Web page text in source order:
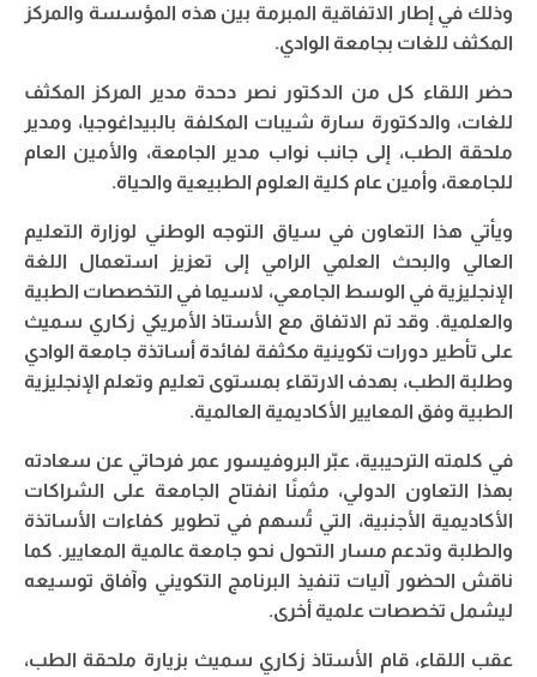
وذلك في إطار الاتفاقية المبرمة بين هذه المؤسسة والمركز
المكثف للغات بجامعة الوادي.
حضر اللقاء كل من الدكتور نصر دحدة مدير المركز المكثف
للغات، والدكتورة سارة شيبات المكلفة بالبيداغوجيا، ومدير
ملحقة الطب، إلى جانب نواب مدير الجامعة، والأمين العام
للجامعة، وأمين عام كلية العلوم الطبيعية والحياة.
ويأتي هذا التعاون في سياق التوجه الوطني لوزارة التعليم
العالي والبحث العلمي الرامي إلى تعزيز استعمال اللغة
الإنجليزية في الوسط الجامعي، لاسيما في التخصصات الطبية
والعلمية. وقد تم الاتفاق مع الأستاذ الأمريكي زكاري سميث
على تأطير دورات تكوينية مكثفة لفائدة أساتذة جامعة الوادي
وطلبة الطب، بهدف الارتقاء بمستوى تعليم وتعلم الإنجليزية
الطبية وفق المعايير الأكاديمية العالمية.
في كلمته الترحيبية، عبّر البروفيسور عمر فرحاتي عن سعادته
بهذا التعاون الدولي، مثمنًا انفتاح الجامعة على الشراكات
الأكاديمية الأجنبية، التي تُسهم في تطوير كفاءات الأساتذة
والطلبة وتدعم مسار التحول نحو جامعة عالمية المعايير. كما
ناقش الحضور آليات تنفيذ البرنامج التكويني وآفاق توسيعه
ليشمل تخصصات علمية أخرى.
عقب اللقاء، قام الأستاذ زكاري سميث بزيارة ملحقة الطب،